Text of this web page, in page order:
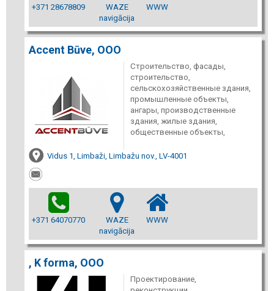
+371 28678809
WAZE
navigācija
WWW
Accent Būve, ООО
Строительство, фасады,
строительство,
сельскохозяйственные здания,
промышленные объекты,
ангары, производственные
здания, жилые здания,
общественные объекты,
Vidus 1, Limbaži, Limbažu nov., LV-4001
+371 64070770
WAZE
navigācija
WWW
, K forma, ООО
Проектирование,